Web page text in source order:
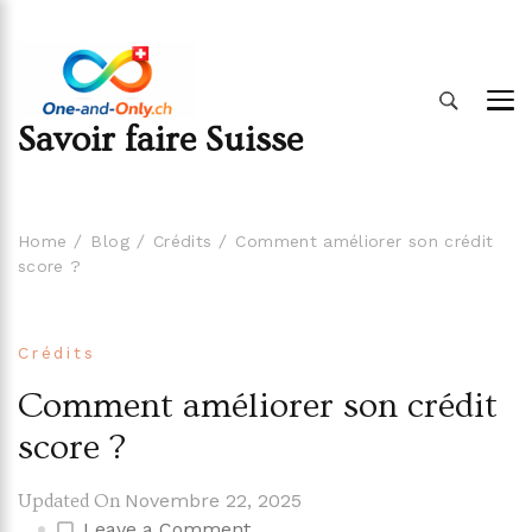
Savoir faire Suisse
Home Blog Crédits
Comment améliorer son crédit
score ?
Crédits
Comment améliorer son crédit
score ?
Updated On Novembre 22, 2025